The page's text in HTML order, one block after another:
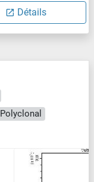
Détails
Polyclonal